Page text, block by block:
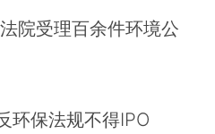
院受理百余件环境公
环保法规不得IPO